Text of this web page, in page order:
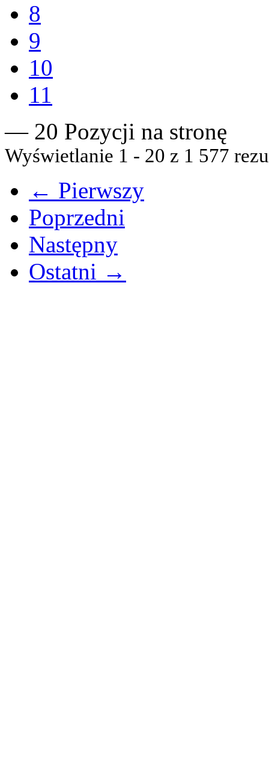
8
9
10
11
— 20 Pozycji na stronę
Wyświetlanie 1 - 20 z 1 577
← Pierwszy
Poprzedni
Następny
Ostatni →